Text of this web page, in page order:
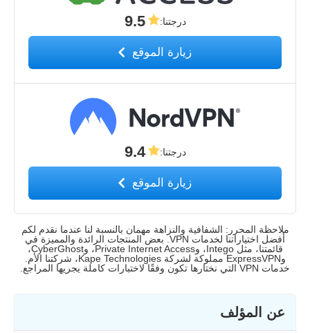
درجتنا:
9.5
زيارة الموقع
درجتنا:
9.4
زيارة الموقع
ملاحظة المحرر: الشفافية والنزاهة مهمان بالنسبة لنا عندما نقدم لكم
أفضل اختياراتنا لخدمات VPN. بعض المنتجات الرائدة والمميزة في
قائمتنا، مثل Intego، وPrivate Internet Access، وCyberGhost،
وExpressVPN مملوكة لشركة Kape Technologies، شركتنا الأم.
خدمات VPN التي نختارها تكون وفقًا لاختبارات كاملة يجريها المراجع.
عن المؤلف